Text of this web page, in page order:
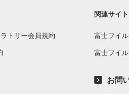
トリー会員規約
関連サイト
富士フイ
富士フイ
お問